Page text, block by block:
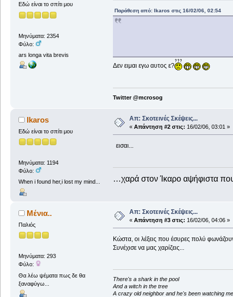
Εδώ είναι το σπίτι μου
Μηνύματα: 2354
Φύλο:
ars longa vita brevis
Παράθεση από: Ikaros στις 16/02/06, 02:54
Δεν ειμαι εγω αυτος ε?
Twitter @mcrosog
Ikaros
Εδώ είναι το σπίτι μου
Μηνύματα: 1194
Φύλο:
When i found her,i lost my mind...
Απ: Σκοτεινές Σκέψεις...
« Απάντηση #2 στις: 16/02/06, 03:01 »
εισαι...
…χαρά στον Ίκαρο αψήφιστα
Μένια..
Παλιός
Μηνύματα: 293
Φύλο:
Θα λέω ψέματα πως δε θα
ξαναφύγω...
Απ: Σκοτεινές Σκέψεις...
« Απάντηση #3 στις: 16/02/06, 04:06 »
Κώστα, οι λέξεις που έσυρες πολύ
Συνέχισε να μας χαρίζεις...
There's a shark in the pool
And a witch in the tree
A crazy old neighbor and he's been watching me